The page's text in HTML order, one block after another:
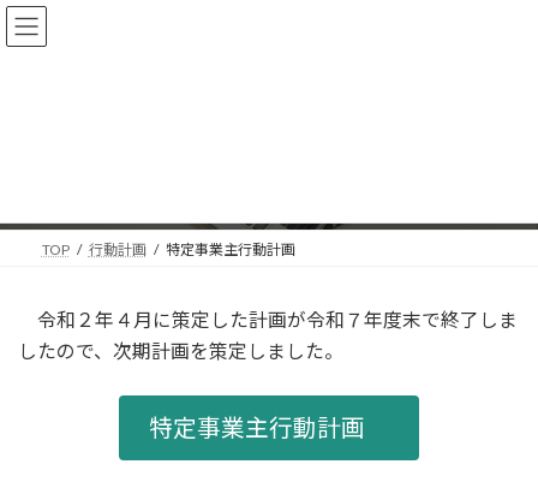
コ
ン
ッ
ナ
ビ
移
TOP 行動計画 特定事業主行動計画
令和２年４月に策定した計画が令和７年度末で終了しま
したので、次期計画を策定しました。
特定事業主行動計画